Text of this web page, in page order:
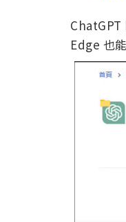
Edge 也